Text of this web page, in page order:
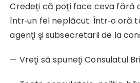
Credeţi că poţi face ceva fără
într‑un fel neplăcut. Într‑o oră
agenţi şi subsecretarii de la
— Vreţi să spuneţi Consulatul